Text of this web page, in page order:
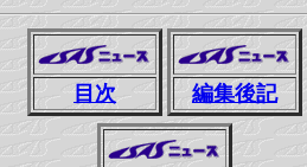
目次 編集後記